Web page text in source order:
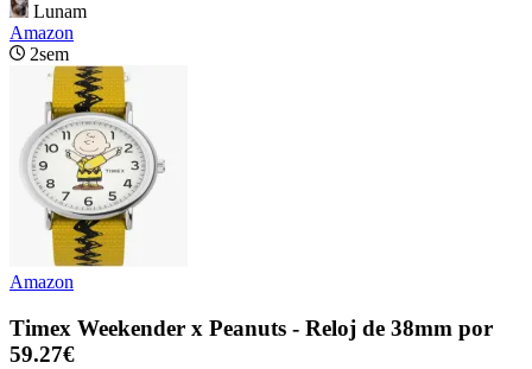
Lunam
Amazon
2sem
Amazon
Timex Weekender x Peanuts - Reloj de 38mm por
59.27€